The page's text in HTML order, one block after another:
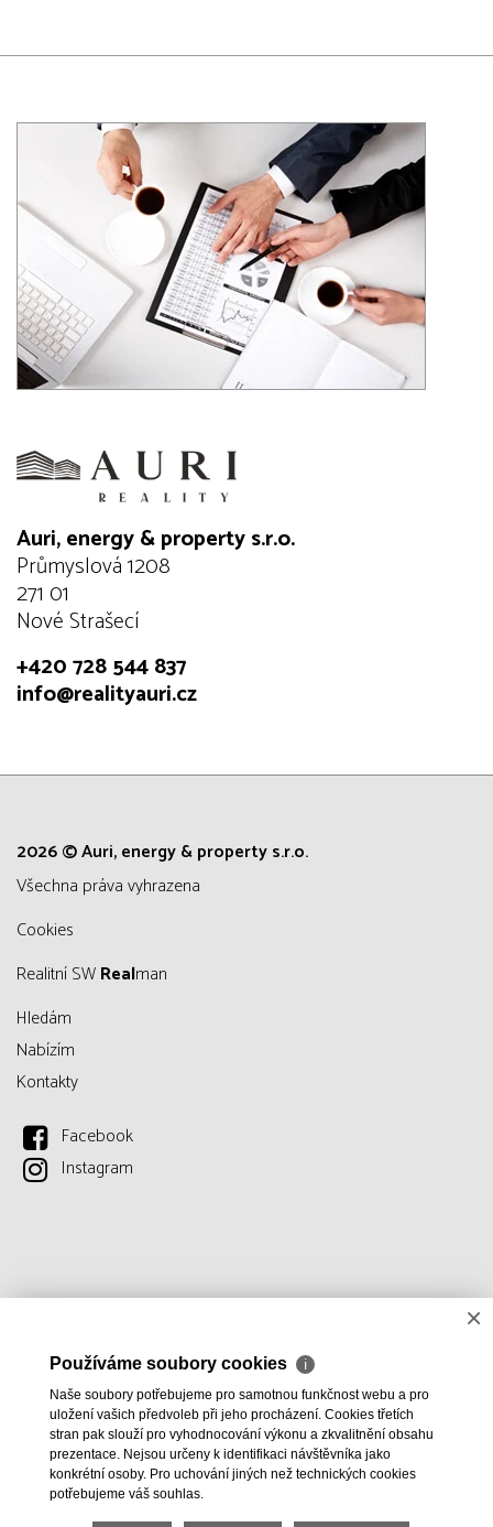
Auri, energy & property s.r.o.
Průmyslová 1208
271 01
Nové Strašecí
+420 728 544 837
info@realityauri.cz
2026 © Auri, energy & property s.r.o.
všechna práva vyhrazena
Cookies
Realitní SWRealman
Hledám
Nabízím
Kontakty
Facebook
Instagram
×
Používáme soubory cookies ℹ
Naše soubory potřebujeme pro samotnou funkčnost webu a pro
uložení vašich předvoleb při jeho procházení. Cookies třetích
stran pak slouží pro vyhodnocování výkonu a zkvalitnění obsahu
prezentace. Nejsou určeny k identifikaci návštěvníka jako
konkrétní osoby. Pro uchování jiných než technických cookies
potřebujeme váš souhlas.